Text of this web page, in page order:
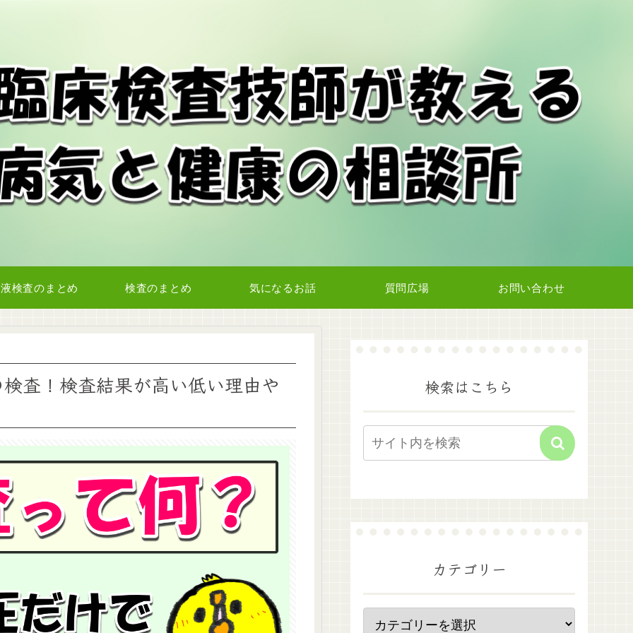
検査のまとめ 検査のまとめ 気になるお話 質問広場 お問い合わせ
査！検査結果が高い低い理由や 検索はこちら
カテゴリー